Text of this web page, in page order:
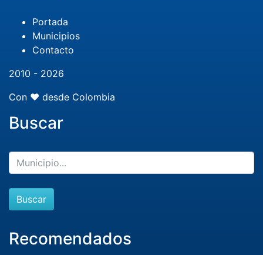
Portada
Municipios
Contacto
2010 - 2026
Con ❤️ desde Colombia
Buscar
Buscar
Recomendados